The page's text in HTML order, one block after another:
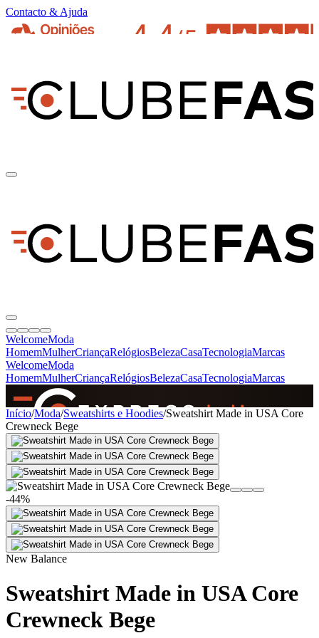
Contacto & Ajuda
WelcomeModa
HomemMulherCriançaRelógiosBelezaCasaTecnologiaMarcas
WelcomeModa
HomemMulherCriançaRelógiosBelezaCasaTecnologiaMarcas
SINCE 2005
+de 36.000 reviews
Início/Moda/Sweatshirts e Hoodies/Sweatshirt Made in USA Core
Crewneck Bege
-44%
New Balance
Sweatshirt Made in USA Core
Crewneck Bege